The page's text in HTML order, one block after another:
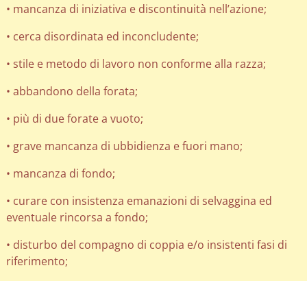
• mancanza di iniziativa e discontinuità nell’azione;
• cerca disordinata ed inconcludente;
• stile e metodo di lavoro non conforme alla razza;
• abbandono della forata;
• più di due forate a vuoto;
• grave mancanza di ubbidienza e fuori mano;
• mancanza di fondo;
• curare con insistenza emanazioni di selvaggina ed
eventuale rincorsa a fondo;
• disturbo del compagno di coppia e/o insistenti fasi di
riferimento;